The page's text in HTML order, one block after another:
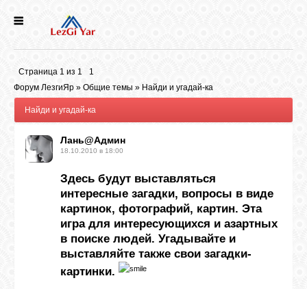
ИСТОРИЯ
Страница 1 из 1
1
Форум ЛезгиЯр » Общие темы » Найди и угадай-ка
Найди и угадай-ка
Лань@Админ
18.10.2010 в 18:00
Здесь будут выставляться
интересные загадки, вопросы в виде
картинок, фотографий, картин. Эта
игра для интересующихся и азартных
в поиске людей. Угадывайте и
выставляйте также свои загадки-
картинки.